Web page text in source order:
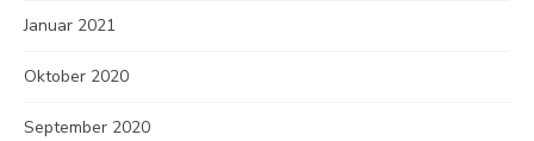
Januar 2021
Oktober 2020
September 2020